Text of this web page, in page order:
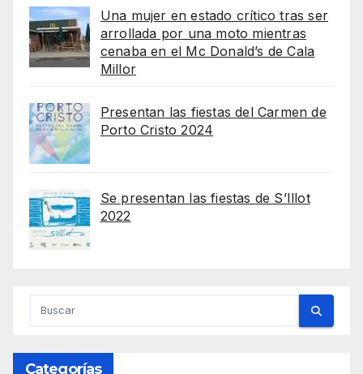
Una mujer en estado crítico tras ser
arrollada por una moto mientras
cenaba en el Mc Donald’s de Cala
Millor
Presentan las fiestas del Carmen de
Porto Cristo 2024
Se presentan las fiestas de S’Illot
2022
Categorías